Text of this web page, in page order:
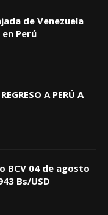
de Venezuela
Perú
A PERÚ A
BCV 04 de agosto
Bs/USD